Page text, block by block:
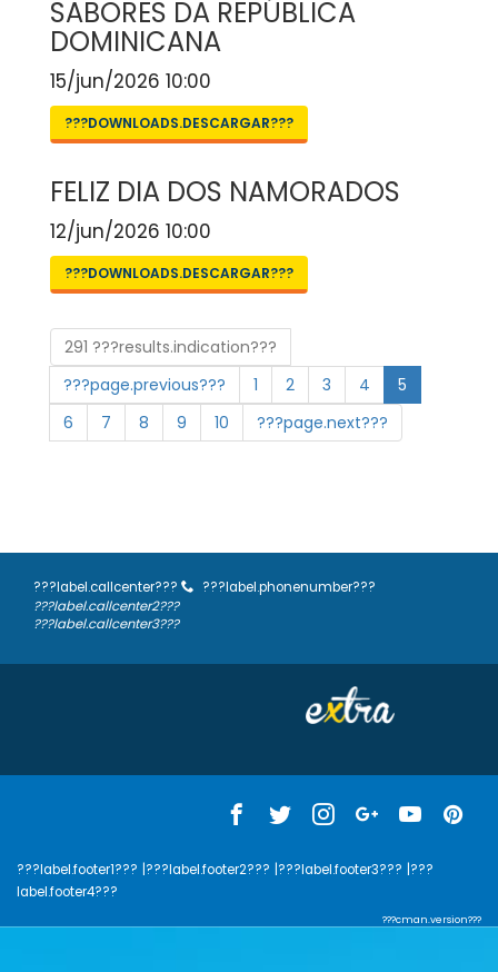
SABORES DA REPÚBLICA
DOMINICANA
15/jun/2026 10:00
???DOWNLOADS.DESCARGAR???
FELIZ DIA DOS NAMORADOS
12/jun/2026 10:00
???DOWNLOADS.DESCARGAR???
291 ???results.indication???
???page.previous???
1 2 3 4
5
6
7 8 9 10 ???page.next???
???label.callcenter???
???label.phonenumber???
???label.callcenter2???
???label.callcenter3???
???label.footer1??? |???label.footer2??? |???label.footer3??? |???
label.footer4???
???cman.version???